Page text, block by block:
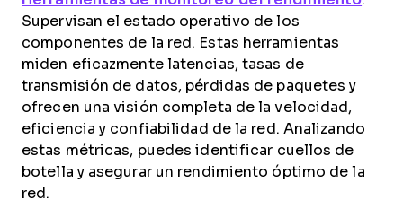
Supervisan el estado operativo de los
componentes de la red. Estas herramientas
miden eficazmente latencias, tasas de
transmisión de datos, pérdidas de paquetes y
ofrecen una visión completa de la velocidad,
eficiencia y confiabilidad de la red. Analizando
estas métricas, puedes identificar cuellos de
botella y asegurar un rendimiento óptimo de la
red.